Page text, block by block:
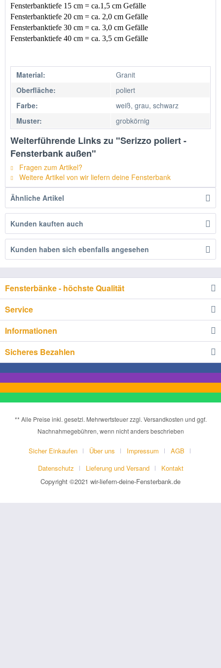
Fensterbanktiefe 15 cm = ca.1,5 cm Gefälle
Fensterbanktiefe 20 cm = ca. 2,0 cm Gefälle
Fensterbanktiefe 30 cm = ca. 3,0 cm Gefälle
Fensterbanktiefe 40 cm = ca. 3,5 cm Gefälle
Material:
Granit
Oberfläche:
poliert
Farbe:
weiß, grau, schwarz
Muster:
grobkörnig
Weiterführende Links zu "Serizzo poliert -
Fensterbank außen"
Fragen zum Artikel?
Weitere Artikel von wir liefern deine Fensterbank
Ähnliche Artikel
Kunden kauften auch
Kunden haben sich ebenfalls angesehen
Fensterbänke - höchste Qualität
Service
Informationen
Sicheres Bezahlen
** Alle Preise inkl. gesetzl. Mehrwertsteuer zzgl. Versandkosten und ggf.
Nachnahmegebühren, wenn nicht anders beschrieben
Sicher Einkaufen Über uns Impressum
AGB
Datenschutz
Lieferung und Versand
Kontakt
Copyright ©2021 wir-liefern-deine-Fensterbank.de